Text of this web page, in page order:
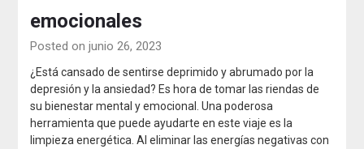
emocionales
Posted on junio 26, 2023
¿Está cansado de sentirse deprimido y abrumado por la
depresión y la ansiedad? Es hora de tomar las riendas de
su bienestar mental y emocional. Una poderosa
herramienta que puede ayudarte en este viaje es la
limpieza energética. Al eliminar las energías negativas con